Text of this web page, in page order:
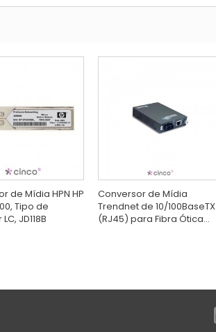
de Mídia HPN HP
Tipo de
JD118B
Conversor de Mídia
Trendnet de 10/100BaseTX
(RJ45) para Fibra Ótica...